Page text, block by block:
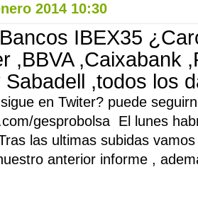
2014 10:30
IBEX35
,BBVA ,Caixabank
Sabadell ,todos los
en Twiter? puede
gesprobolsa El lunes
las ultimas subidas
anterior informe ,